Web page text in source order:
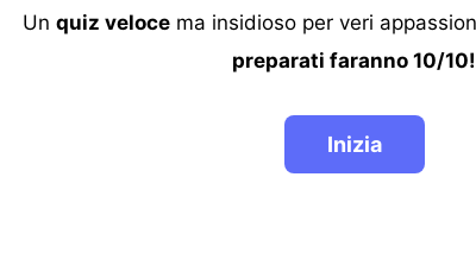
Un quiz velocema insidioso per veri
preparati faranno 10/10!